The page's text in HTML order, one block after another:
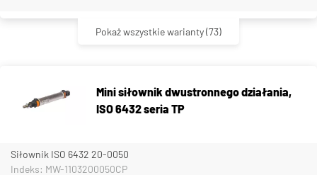
Pokaż wszystkie warianty(73)
Mini siłownik dwustronnego działania,
ISO 6432 seria TP
Siłownik ISO 6432 20-0050
Indeks: MW-1103200050CP